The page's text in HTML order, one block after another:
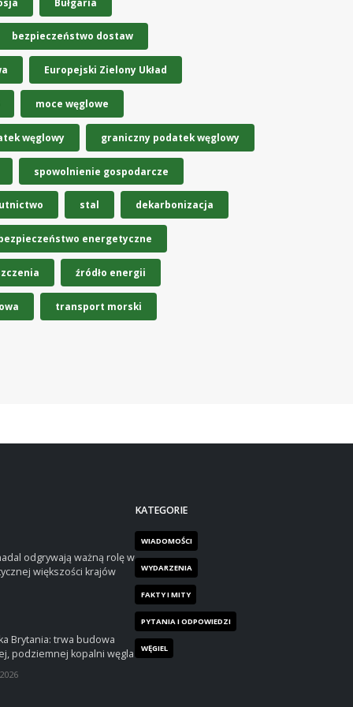
bezpieczeństwo dostaw
Europejski Zielony Układ
moce węglowe
węglowy graniczny podatek węglowy
spowolnienie gospodarcze
stal dekarbonizacja
energetyczne
źródło energii
transport morski
odgrywają ważną rolę w
większości krajów
Brytania: trwa budowa
podziemnej kopalni węgla
KATEGORIE
WIADOMOŚCI
WYDARZENIA
FAKTY I MITY
PYTANIA I ODPOWIEDZI
WĘGIEL